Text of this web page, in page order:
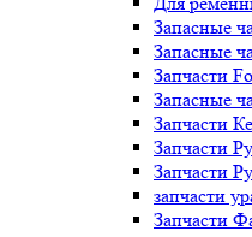
Запасные
Запасные
Запчасти
Запасные
Запчасти
Запчасти
Запчасти
запчасти
Запчасти